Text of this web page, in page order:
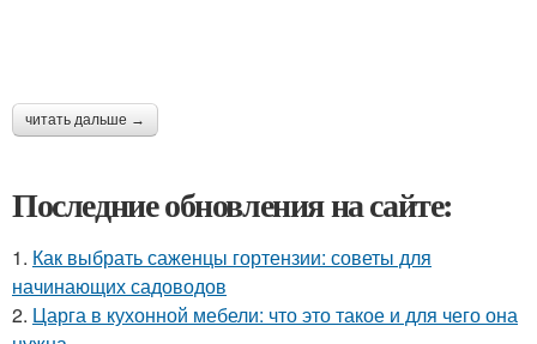
читать дальше →
Последние обновления на сайте:
1. Как выбрать саженцы гортензии: советы для
начинающих садоводов
2. Царга в кухонной мебели: что это такое и для чего она